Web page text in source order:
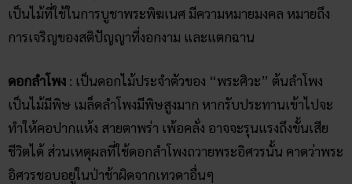
เป็นไม้ที่ใช้ในการบูชาพระพิฆเนศ มีความหมายมงคล หมายถึง
การเจริญของสติปัญญาที่งอกงาม และแตกฉาน
ดอกลำโพง : เป็นดอกไม้ประจำตัวของ “พระศิวะ” ต้นลำโพง
เป็นไม้มีพิษ เมล็ดลำโพงมีพิษสูงมาก หากรับประทานเข้าไปจะ
ทำให้คอปากแห้ง สายตาพร่า เพ้อคลั่ง อาจจะรุนแรงถึงขั้นเสีย
ชีวิตได้ ส่วนเหตุผลที่ใช้ดอกลำโพงถวายพระอิศวรนั้น คาดว่าพระ
อิศวรชอบอยู่ในป่าช้าผิดจากเทวดาอื่นๆ